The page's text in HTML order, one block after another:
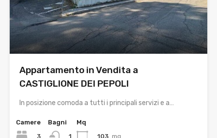
Appartamento in Vendita a
CASTIGLIONE DEI PEPOLI
In posizione comoda a tutti i principali servizi e a…
Camere
3
Bagni
1
Mq
103 mq